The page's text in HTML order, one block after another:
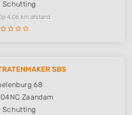
Schutting
4,06 km afstand
SBS
68
Zaandam
Schutting